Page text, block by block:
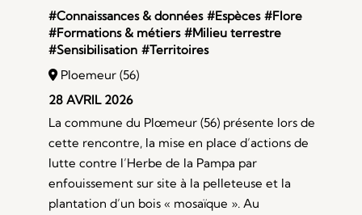
#Connaissances & données #Espèces #Flore
#Formations & métiers #Milieu terrestre
#Sensibilisation #Territoires
Ploemeur (56)
28 AVRIL 2026
La commune du Plœmeur (56) présente lors de
cette rencontre, la mise en place d’actions de
lutte contre l’Herbe de la Pampa par
enfouissement sur site à la pelleteuse et la
plantation d’un bois « mosaïque ». Au